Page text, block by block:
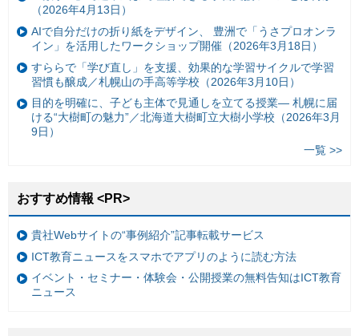
（2026年4月13日）
AIで自分だけの折り紙をデザイン、 豊洲で「うさプロオンラ
イン」を活用したワークショップ開催（2026年3月18日）
すららで「学び直し」を支援、効果的な学習サイクルで学習
習慣も醸成／札幌山の手高等学校（2026年3月10日）
目的を明確に、子ども主体で見通しを立てる授業— 札幌に届
ける“大樹町の魅力”／北海道大樹町立大樹小学校（2026年3月
9日）
一覧 >>
おすすめ情報 <PR>
貴社Webサイトの“事例紹介”記事転載サービス
ICT教育ニュースをスマホでアプリのように読む方法
イベント・セミナー・体験会・公開授業の無料告知はICT教育
ニュース